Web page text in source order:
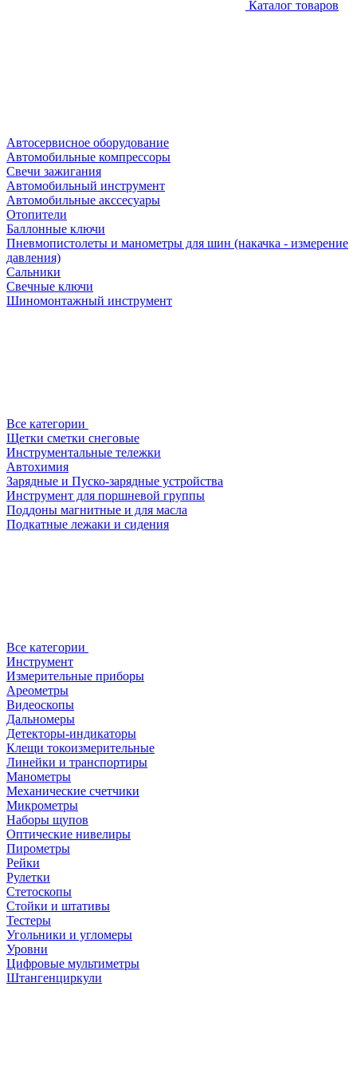
Каталог товаров
Автосервисное оборудование
Автомобильные компрессоры
Свечи зажигания
Автомобильный инструмент
Автомобильные акссесуары
Отопители
Баллонные ключи
Пневмопистолеты и манометры для шин (накачка - измерение
давления)
Сальники
Свечные ключи
Шиномонтажный инструмент
Все категории
Щетки сметки снеговые
Инструментальные тележки
Автохимия
Зарядные и Пуско-зарядные устройства
Инструмент для поршневой группы
Поддоны магнитные и для масла
Подкатные лежаки и сидения
Все категории
Инструмент
Измерительные приборы
Ареометры
Видеоскопы
Дальномеры
Детекторы-индикаторы
Клещи токоизмерительные
Линейки и транспортиры
Манометры
Механические счетчики
Микрометры
Наборы щупов
Оптические нивелиры
Пирометры
Рейки
Рулетки
Стетоскопы
Стойки и штативы
Тестеры
Угольники и угломеры
Уровни
Цифровые мультиметры
Штангенциркули